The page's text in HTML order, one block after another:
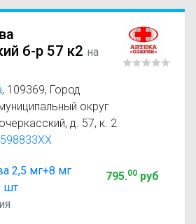
б-р 57 к2 на
, 109369, Город
округ
д. 57, к. 2
2,5 мг+8 мг
шт
795.00руб